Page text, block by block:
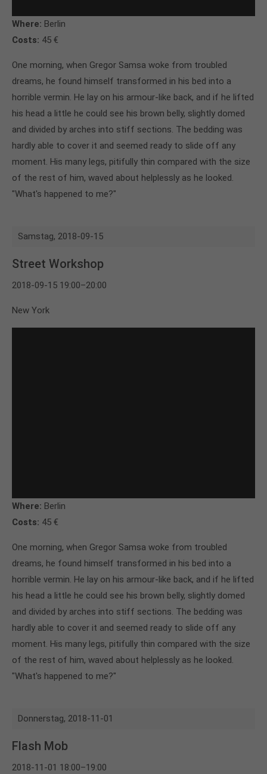
Where: Berlin
Costs: 45 €
One morning, when Gregor Samsa woke from troubled
dreams, he found himself transformed in his bed into a
horrible vermin. He lay on his armour-like back, and if he lifted
his head a little he could see his brown belly, slightly domed
and divided by arches into stiff sections. The bedding was
hardly able to cover it and seemed ready to slide off any
moment. His many legs, pitifully thin compared with the size
of the rest of him, waved about helplessly as he looked.
"What's happened to me?"
Samstag, 2018-09-15
Street Workshop
2018-09-15 19:00–20:00
New York
Where: Berlin
Costs: 45 €
One morning, when Gregor Samsa woke from troubled
dreams, he found himself transformed in his bed into a
horrible vermin. He lay on his armour-like back, and if he lifted
his head a little he could see his brown belly, slightly domed
and divided by arches into stiff sections. The bedding was
hardly able to cover it and seemed ready to slide off any
moment. His many legs, pitifully thin compared with the size
of the rest of him, waved about helplessly as he looked.
"What's happened to me?"
Donnerstag, 2018-11-01
Flash Mob
2018-11-01 18:00–19:00